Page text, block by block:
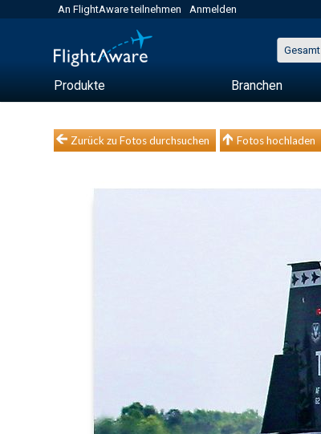
An FlightAware teilnehmen Anmelden
Gesamt
Produkte Branchen
Zurück zu Fotos durchsuchen Fotos hochladen